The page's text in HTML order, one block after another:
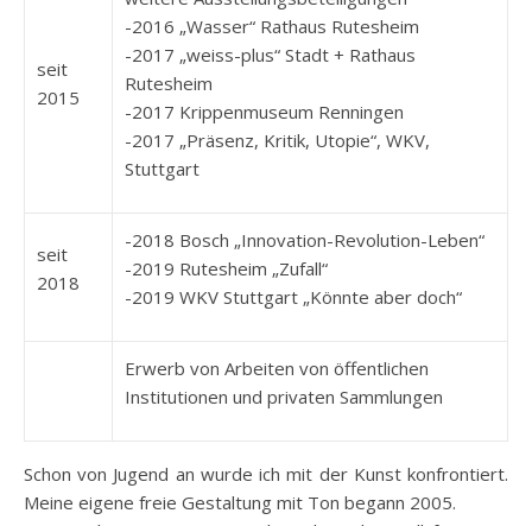
seit
2015
-2016 „Wasser“ Rathaus Rutesheim
-2017 „weiss-plus“ Stadt + Rathaus
Rutesheim
-2017 Krippenmuseum Renningen
-2017 „Präsenz, Kritik, Utopie“, WKV,
Stuttgart
seit
2018
-2018 Bosch „Innovation-Revolution-Leben“
-2019 Rutesheim „Zufall“
-2019 WKV Stuttgart „Könnte aber doch“
Erwerb von Arbeiten von öffentlichen
Institutionen und privaten Sammlungen
Schon von Jugend an wurde ich mit der Kunst konfrontiert.
Meine eigene freie Gestaltung mit Ton begann 2005.